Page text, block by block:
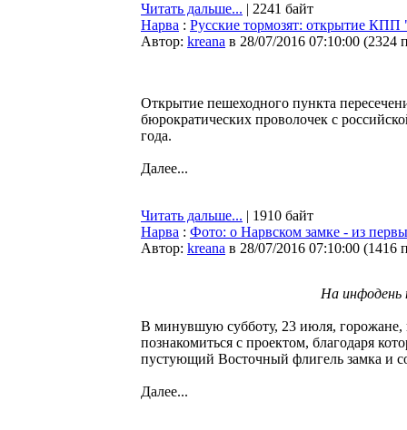
Читать дальше... | 2241 байт
Нарва : Русские тормозят: открытие КПП
Автор: kreana в 28/07/2016 07:10:00 (2324
Открытие пешеходного пункта
бюрократических проволочек с
года.
Далее...
Читать дальше... | 1910 байт
Нарва : Фото: о Нарвском замке - из
Автор: kreana в 28/07/2016 07:10:00 (1416
На инфодень
В минувшую субботу, 23 июля, горожане,
познакомиться с проектом, благодаря
пустующий Восточный флигель замка и
Далее...